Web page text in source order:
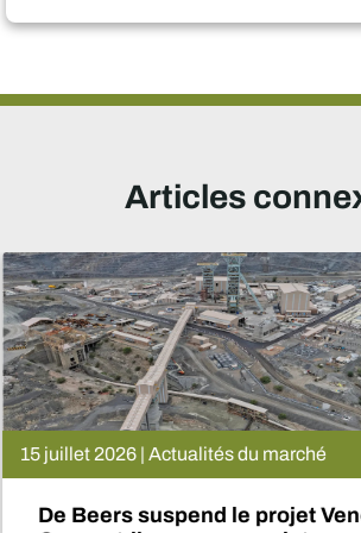
Articles
9 juillet 2026 |
Mine 2026 : Le